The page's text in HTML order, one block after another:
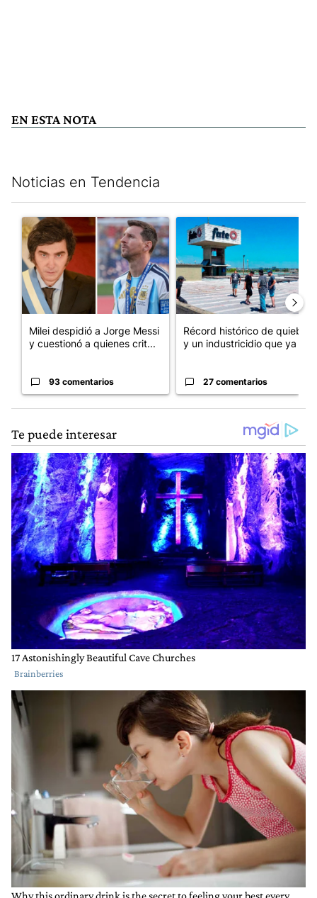
EN ESTA NOTA
Noticias en Tendencia
Un artículo de tendencia con el título "Milei despidió a Jorge
Milei despidió a Jorge Messi
y cuestionó a quienes crit...
93 comentarios
Un artículo de tendencia
Récord histórico de quiebras
y un industricidio que ya ...
27 comentarios